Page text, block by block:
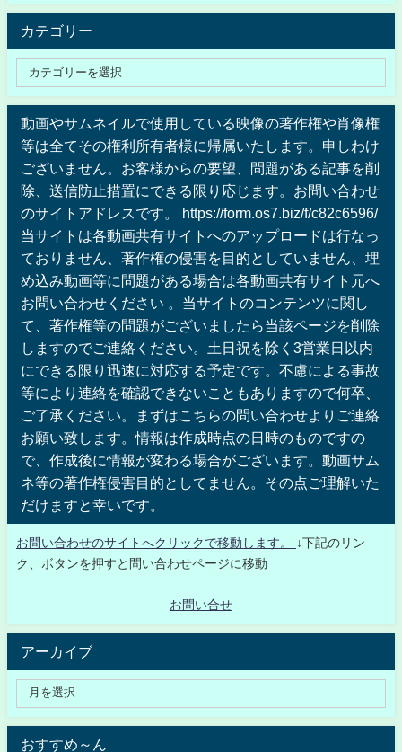
カテゴリー
動画やサムネイルで使用している映像の著作権や肖像権
等は全てその権利所有者様に帰属いたします。申しわけ
ございません。お客様からの要望、問題がある記事を削
除、送信防止措置にできる限り応じます。お問い合わせ
のサイトアドレスです。 https://form.os7.biz/f/c82c6596/
当サイトは各動画共有サイトへのアップロードは行なっ
ておりません、著作権の侵害を目的としていません、埋
め込み動画等に問題がある場合は各動画共有サイト元へ
お問い合わせください 。当サイトのコンテンツに関し
て、著作権等の問題がございましたら当該ページを削除
しますのでご連絡ください。土日祝を除く3営業日以内
にできる限り迅速に対応する予定です。不慮による事故
等により連絡を確認できないこともありますので何卒、
ご了承ください。まずはこちらの問い合わせよりご連絡
お願い致します。情報は作成時点の日時のものですの
で、作成後に情報が変わる場合がございます。動画サム
ネ等の著作権侵害目的としてません。その点ご理解いた
だけますと幸いです。
お問い合わせのサイトへクリックで移動します。
↓下記のリン
ク、ボタンを押すと問い合わせページに移動
お問い合せ
アーカイブ
おすすめ～ん